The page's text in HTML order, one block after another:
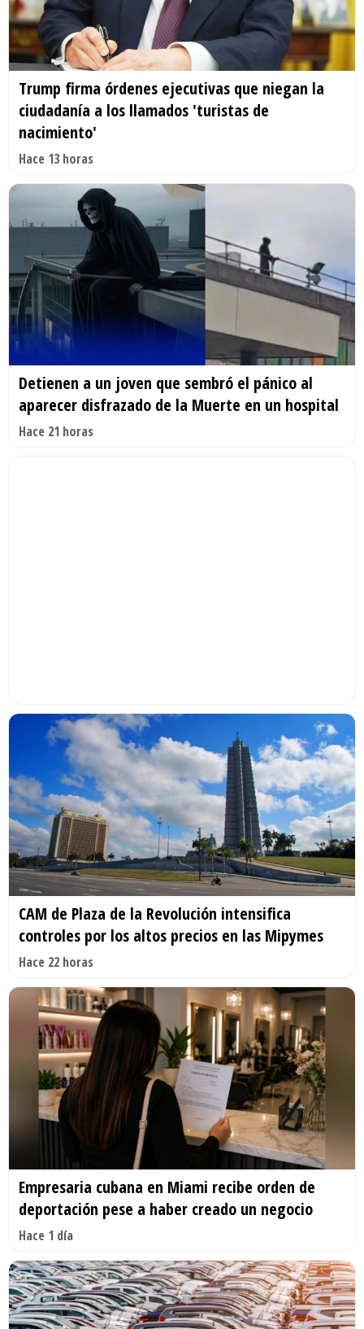
Trump firma órdenes ejecutivas que niegan la
ciudadanía a los llamados 'turistas de
nacimiento'
Hace 13 horas
Detienen a un joven que sembró el pánico al
aparecer disfrazado de la Muerte en un hospital
Hace 21 horas
CAM de Plaza de la Revolución intensifica
controles por los altos precios en las Mipymes
Hace 22 horas
Empresaria cubana en Miami recibe orden de
deportación pese a haber creado un negocio
Hace 1 día